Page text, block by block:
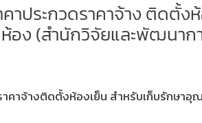
คาประกวดราคาจ้าง ติดตั้
อง (สำนักวิจัยและพัฒนาก
าคาจ้างติดตั้งห้องเย็น สำหรับเก็บรักษ